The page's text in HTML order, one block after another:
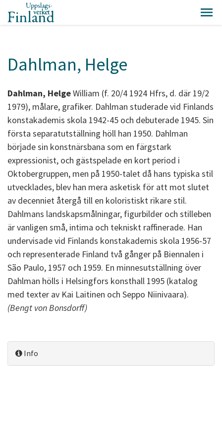
Dahlman, Helge
Dahlman, HelgeWilliam (f. 20/4 1924 Hfrs, d. där 19/2
1979), målare, grafiker. Dahlman studerade vid Finlands
konstakademis skola 1942-45 och debuterade 1945. Sin
första separatutställning höll han 1950. Dahlman
började sin konstnärsbana som en färgstark
expressionist, och gästspelade en kort period i
Oktobergruppen, men på 1950-talet då hans typiska stil
utvecklades, blev han mera asketisk för att mot slutet
av decenniet återgå till en koloristiskt rikare stil.
Dahlmans landskapsmålningar, figurbilder och stilleben
är vanligen små, intima och tekniskt raffinerade. Han
undervisade vid Finlands konstakademis skola 1956-57
och representerade Finland två gånger på Biennalen i
São Paulo, 1957 och 1959. En minnesutställning över
Dahlman hölls i Helsingfors konsthall 1995 (katalog
med texter av Kai Laitinen och Seppo Niinivaara).
(Bengt von Bonsdorff)
Info